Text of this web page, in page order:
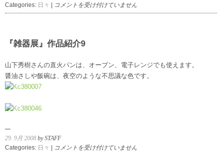
Categories: 日々
『雑
器
品
介
10
は
コメントを受け付けていません
『雑器展』作品紹介9
山下秀樹さんの直火パンは、オーブン、電子レンジでも使えます。
醤油さしや飯碗は、夜空のような不思議な色です。
29. 9月 2008 by STAFF
Categories: 日々
『雑
コメントを受け付けていません